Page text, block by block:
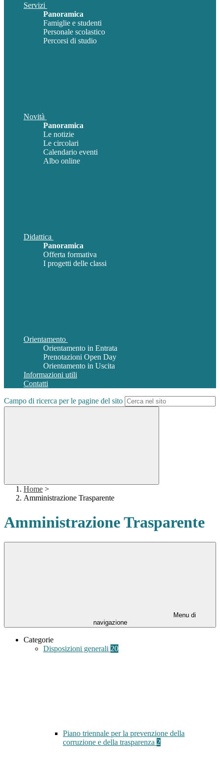
Servizi
Panoramica
Famiglie e studenti
Personale scolastico
Percorsi di studio
Novità
Panoramica
Le notizie
Le circolari
Calendario eventi
Albo online
Didattica
Panoramica
Offerta formativa
I progetti delle classi
Orientamento
Orientamento in Entrata
Prenotazioni Open Day
Orientamento in Uscita
Informazioni utili
Contatti
Campo di ricerca per le pagine del sito
Home >
Amministrazione Trasparente
Amministrazione Trasparente
Menu di
navigazione
Categorie
Disposizioni generali 20
Piano triennale per la prevenzione della
corruzione e della trasparenza 2